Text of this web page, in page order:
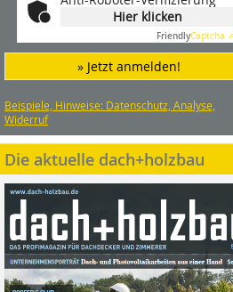
Hier klicken
FriendlyCaptcha ⇗
» Jetzt anmelden!
Beispiele, Hinweise: Datenschutz, Analyse,
Widerruf
Die aktuelle dach+holzbau